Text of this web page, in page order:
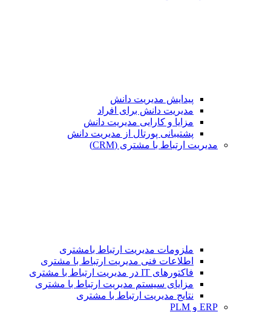
پیدایش مدیریت دانش
مدیریت دانش برای افراد
مزایا و کارایی مدیریت دانش
پشتیبانی پورتال از مدیریت دانش
مدیریت ارتباط با مشتری (CRM)
ملزومات مدیریت ارتباط بامشتری
اطلاعات فنی مدیریت ارتباط با مشتری
فاکتورهای IT در مدیریت ارتباط با مشتری
مزایای سیستم مدیریت ارتباط با مشتری
نتایج مدیریت ارتباط با مشتری
ERP و PLM